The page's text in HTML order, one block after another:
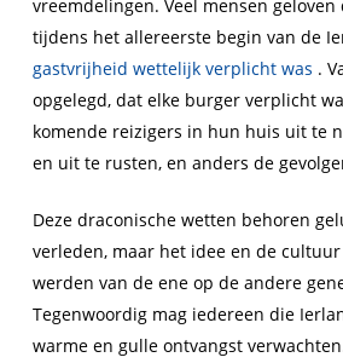
vreemdelingen. Veel mensen
tijdens het allereerste begin van de
gastvrijheid wettelijk verplicht was .
opgelegd, dat elke burger verplicht
komende reizigers in hun huis uit te
en uit te rusten, en anders de
Deze draconische wetten behoren
verleden, maar het idee en de
werden van de ene op de andere
Tegenwoordig mag iedereen die
warme en gulle ontvangst